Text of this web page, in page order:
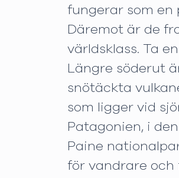
fungerar som en
Däremot är de
världsklass. Ta
Längre söderut
snötäckta
som ligger vid
Patagonien, i
Paine
för vandrare och